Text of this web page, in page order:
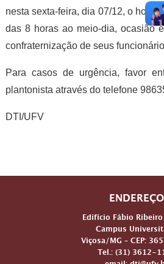
nesta sexta-feira, dia 07/12, o
das 8 horas ao meio-dia, ocasião
confraternização de seus
Para casos de urgência, favor
plantonista através do telefone
DTI/UFV
ENDEREÇO
Edifício Fábio
Campus
Viçosa/MG – CEP:
Tel.: (31) 3612-